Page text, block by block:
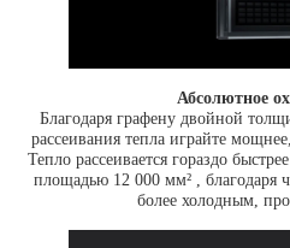
Абсолютное
Благодаря графену двойной
рассеивания тепла играйте
Тепло рассеивается гораздо
площадью 12 000 мм² , благодаря
более холодным,